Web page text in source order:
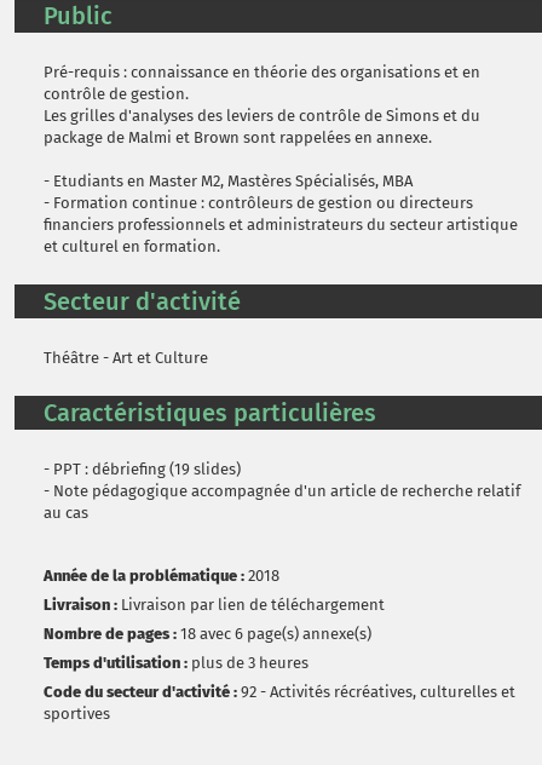
Public
Pré-requis : connaissance en théorie des organisations et en
contrôle de gestion.
Les grilles d'analyses des leviers de contrôle de Simons et du
package de Malmi et Brown sont rappelées en annexe.
- Etudiants en Master M2, Mastères Spécialisés, MBA
- Formation continue : contrôleurs de gestion ou directeurs
financiers professionnels et administrateurs du secteur artistique
et culturel en formation.
Secteur d'activité
Théâtre - Art et Culture
Caractéristiques particulières
- PPT : débriefing (19 slides)
- Note pédagogique accompagnée d'un article de recherche relatif
au cas
Année de la problématique : 2018
Livraison : Livraison par lien de téléchargement
Nombre de pages : 18 avec 6 page(s) annexe(s)
Temps d'utilisation : plus de 3 heures
Code du secteur d'activité : 92 - Activités récréatives, culturelles et
sportives